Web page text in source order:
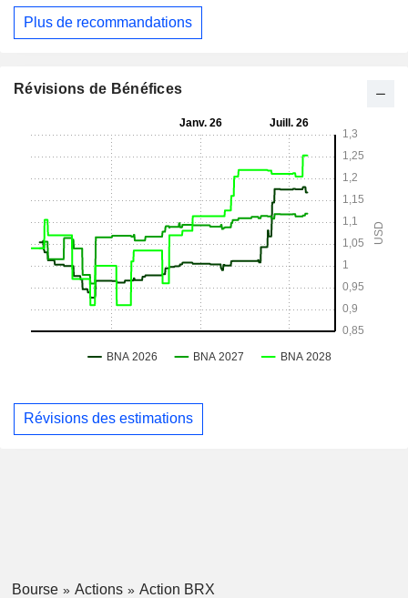
Plus de recommandations
Révisions de Bénéfices
Révisions des estimations
Bourse Actions Action BRX